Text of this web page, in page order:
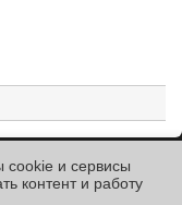
cookie и сервисы
контент и работу